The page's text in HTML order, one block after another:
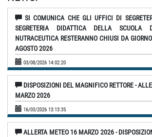
SI COMUNICA CHE GLI UFFICI DI
SEGRETERIA DIDATTICA DELLA
NUTRACEUTICA RESTERANNO CHIUSI DA
AGOSTO 2026
03/08/2026 14:02:20
DISPOSIZIONI DEL MAGNIFICO RETTORE -
MARZO 2026
16/03/2026 13:13:35
ALLERTA METEO 16 MARZO 2026 -